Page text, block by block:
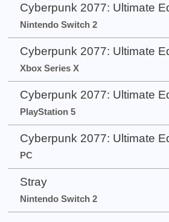
Cyberpunk 2077: Ultimate
Nintendo Switch 2
Cyberpunk 2077: Ultimate
Xbox Series X
Cyberpunk 2077: Ultimate
PlayStation 5
Cyberpunk 2077: Ultimate
PC
Stray
Nintendo Switch 2